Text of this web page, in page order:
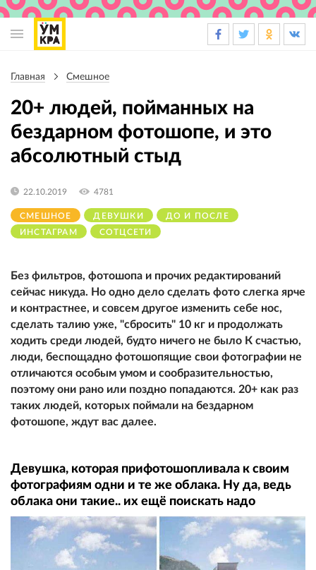
навигации
Главная Смешное
20+ людей, пойманных на
бездарном фотошопе, и это
абсолютный стыд
СМЕШНОЕ ДЕВУШКИ
ДО И ПОСЛЕ
ИНСТАГРАМ
СОТЦСЕТИ
22.10.2019 4781
Без фильтров, фотошопа и прочих редактирований
сейчас никуда. Но одно дело сделать фото слегка ярче
и контрастнее, и совсем другое изменить себе нос,
сделать талию уже, "сбросить" 10 кг и продолжать
ходить среди людей, будто ничего не было К счастью,
люди, беспощадно фотошопящие свои фотографии не
отличаются особым умом и сообразительностью,
поэтому они рано или поздно попадаются. 20+ как раз
таких людей, которых поймали на бездарном
фотошопе, ждут вас далее.
Девушка, которая прифотошопливала к своим
фотографиям одни и те же облака. Ну да, ведь
облака они такие.. их ещё поискать надо